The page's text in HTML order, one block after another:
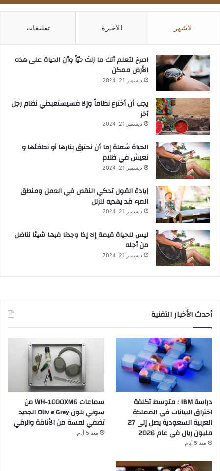
الأشهر الأخيرة تعليقات
‫اصرخ لتعلم أنك ما زلتَ حيّاً وأن الحياة على هذه
الأرض ممكن
ديسمبر 21, 2024
يجب أن أخترع نظاماً وإلا فسيستعبدني نظام رجل
آخر
ديسمبر 21, 2024
الحياة شعلة إما أن نحترق بنارها أو نطفئها و
نعيش في ظلام
ديسمبر 21, 2024
زيادة القول تحكي النقص في العمل ومنطق
المرء قد يهديه للزلل
ديسمبر 21, 2024
ليس للحياة قيمة إلا إذا وجدنا فيها شيئا نناضل
من أجله
ديسمبر 21, 2024
أحدث الأخبار التقنية
دراسة IBM : متوسط تكلفة
اختراق البيانات في المملكة
العربية السعودية يصل إلى 27
مليون ريال في عام 2026
منذ 5 أيام
سماعات WH-1000XM6 من
سوني بلون Oliv e Gray الجديد
تضفي لمسة من الأناقة والرقي
منذ 5 أيام